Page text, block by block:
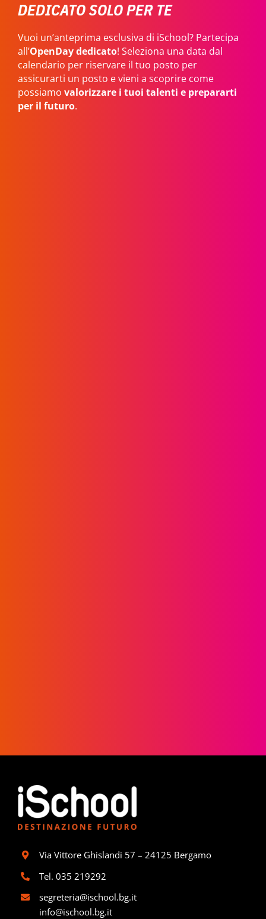
DEDICATO SOLO PER TE
Vuoi un’anteprima esclusiva di iSchool? Partecipa
all’OpenDay dedicato! Seleziona una data dal
calendario per riservare il tuo posto per
assicurarti un posto e vieni a scoprire come
possiamo valorizzare i tuoi talenti e prepararti
per il futuro.
Via Vittore Ghislandi 57 – 24125 Bergamo
Tel. 035 219292
segreteria@ischool.bg.it
info@ischool.bg.it